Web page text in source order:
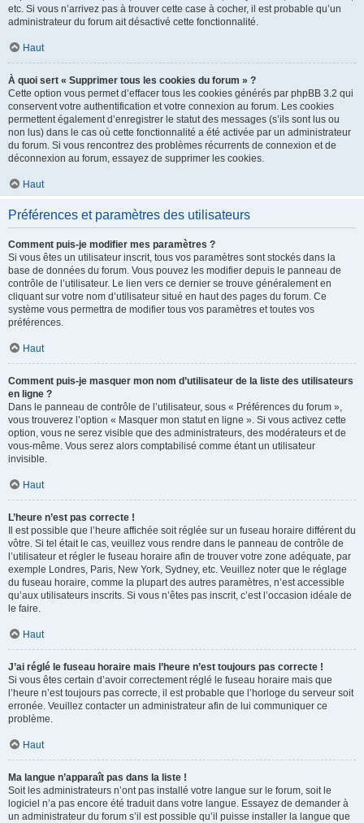
etc. Si vous n’arrivez pas à trouver cette case à cocher, il est probable qu’un
administrateur du forum ait désactivé cette fonctionnalité.
Haut
À quoi sert « Supprimer tous les cookies du forum » ?
Cette option vous permet d’effacer tous les cookies générés par phpBB 3.2 qui
conservent votre authentification et votre connexion au forum. Les cookies
permettent également d’enregistrer le statut des messages (s’ils sont lus ou
non lus) dans le cas où cette fonctionnalité a été activée par un administrateur
du forum. Si vous rencontrez des problèmes récurrents de connexion et de
déconnexion au forum, essayez de supprimer les cookies.
Haut
Préférences et paramètres des utilisateurs
Comment puis-je modifier mes paramètres ?
Si vous êtes un utilisateur inscrit, tous vos paramètres sont stockés dans la
base de données du forum. Vous pouvez les modifier depuis le panneau de
contrôle de l’utilisateur. Le lien vers ce dernier se trouve généralement en
cliquant sur votre nom d’utilisateur situé en haut des pages du forum. Ce
système vous permettra de modifier tous vos paramètres et toutes vos
préférences.
Haut
Comment puis-je masquer mon nom d’utilisateur de la liste des utilisateurs
en ligne ?
Dans le panneau de contrôle de l’utilisateur, sous « Préférences du forum »,
vous trouverez l’option « Masquer mon statut en ligne ». Si vous activez cette
option, vous ne serez visible que des administrateurs, des modérateurs et de
vous-même. Vous serez alors comptabilisé comme étant un utilisateur
invisible.
Haut
L’heure n’est pas correcte !
Il est possible que l’heure affichée soit réglée sur un fuseau horaire différent du
vôtre. Si tel était le cas, veuillez vous rendre dans le panneau de contrôle de
l’utilisateur et régler le fuseau horaire afin de trouver votre zone adéquate, par
exemple Londres, Paris, New York, Sydney, etc. Veuillez noter que le réglage
du fuseau horaire, comme la plupart des autres paramètres, n’est accessible
qu’aux utilisateurs inscrits. Si vous n’êtes pas inscrit, c’est l’occasion idéale de
le faire.
Haut
J’ai réglé le fuseau horaire mais l’heure n’est toujours pas correcte !
Si vous êtes certain d’avoir correctement réglé le fuseau horaire mais que
l’heure n’est toujours pas correcte, il est probable que l’horloge du serveur soit
erronée. Veuillez contacter un administrateur afin de lui communiquer ce
problème.
Haut
Ma langue n’apparaît pas dans la liste !
Soit les administrateurs n’ont pas installé votre langue sur le forum, soit le
logiciel n’a pas encore été traduit dans votre langue. Essayez de demander à
un administrateur du forum s’il est possible qu’il puisse installer la langue que